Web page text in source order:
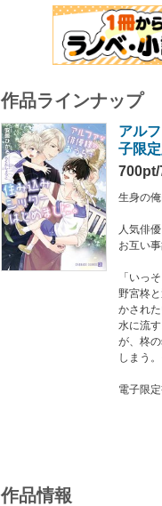
電子限定書き下ろしSS「すんで
作品ラインナップ
アル
子限定
700pt/
生身の
人気俳
お互い
「いっ
野宮柊
かされ
水に流
が、柊
しまう
電子限
作品情報